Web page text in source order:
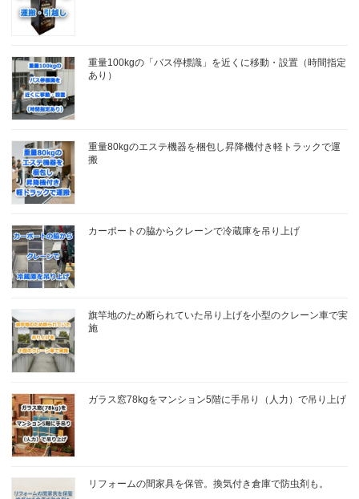
重量100kgの「バス停標識」を近くに移動・設置（時間指定
あり）
重量80kgのエステ機器を梱包し昇降機付き軽トラックで運
搬
カーポートの脇からクレーンで冷蔵庫を吊り上げ
旗竿地のため断られていた吊り上げを小型のクレーン車で実
施
ガラス窓78kgをマンション5階に手吊り（人力）で吊り上げ
リフォームの間家具を保管。換気付き倉庫で防虫剤も。